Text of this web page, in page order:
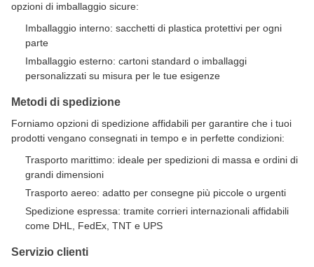
opzioni di imballaggio sicure:
Imballaggio interno: sacchetti di plastica protettivi per ogni
parte
Imballaggio esterno: cartoni standard o imballaggi
personalizzati su misura per le tue esigenze
Metodi di spedizione
Forniamo opzioni di spedizione affidabili per garantire che i tuoi
prodotti vengano consegnati in tempo e in perfette condizioni:
Trasporto marittimo: ideale per spedizioni di massa e ordini di
grandi dimensioni
Trasporto aereo: adatto per consegne più piccole o urgenti
Spedizione espressa: tramite corrieri internazionali affidabili
come DHL, FedEx, TNT e UPS
Servizio clienti